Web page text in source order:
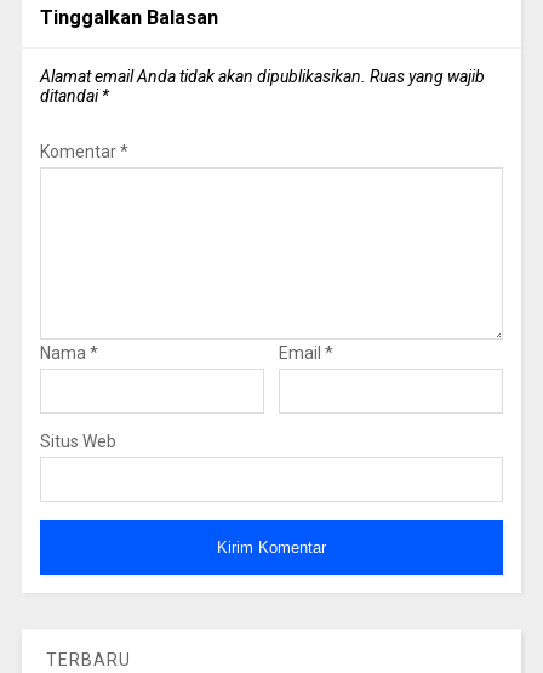
Tinggalkan Balasan
Alamat email Anda tidak akan dipublikasikan. Ruas yang wajib
ditandai*
Komentar*
Nama * Email *
Situs Web
TERBARU